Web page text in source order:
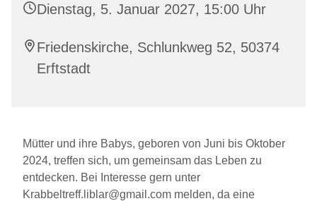
Dienstag, 5. Januar 2027, 15:00 Uhr
Friedenskirche, Schlunkweg 52, 50374
Erftstadt
Mütter und ihre Babys, geboren von Juni bis Oktober
2024, treffen sich, um gemeinsam das Leben zu
entdecken. Bei Interesse gern unter
Krabbeltreff.liblar@gmail.com melden, da eine